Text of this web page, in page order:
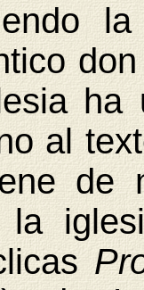
ha
al
de
la